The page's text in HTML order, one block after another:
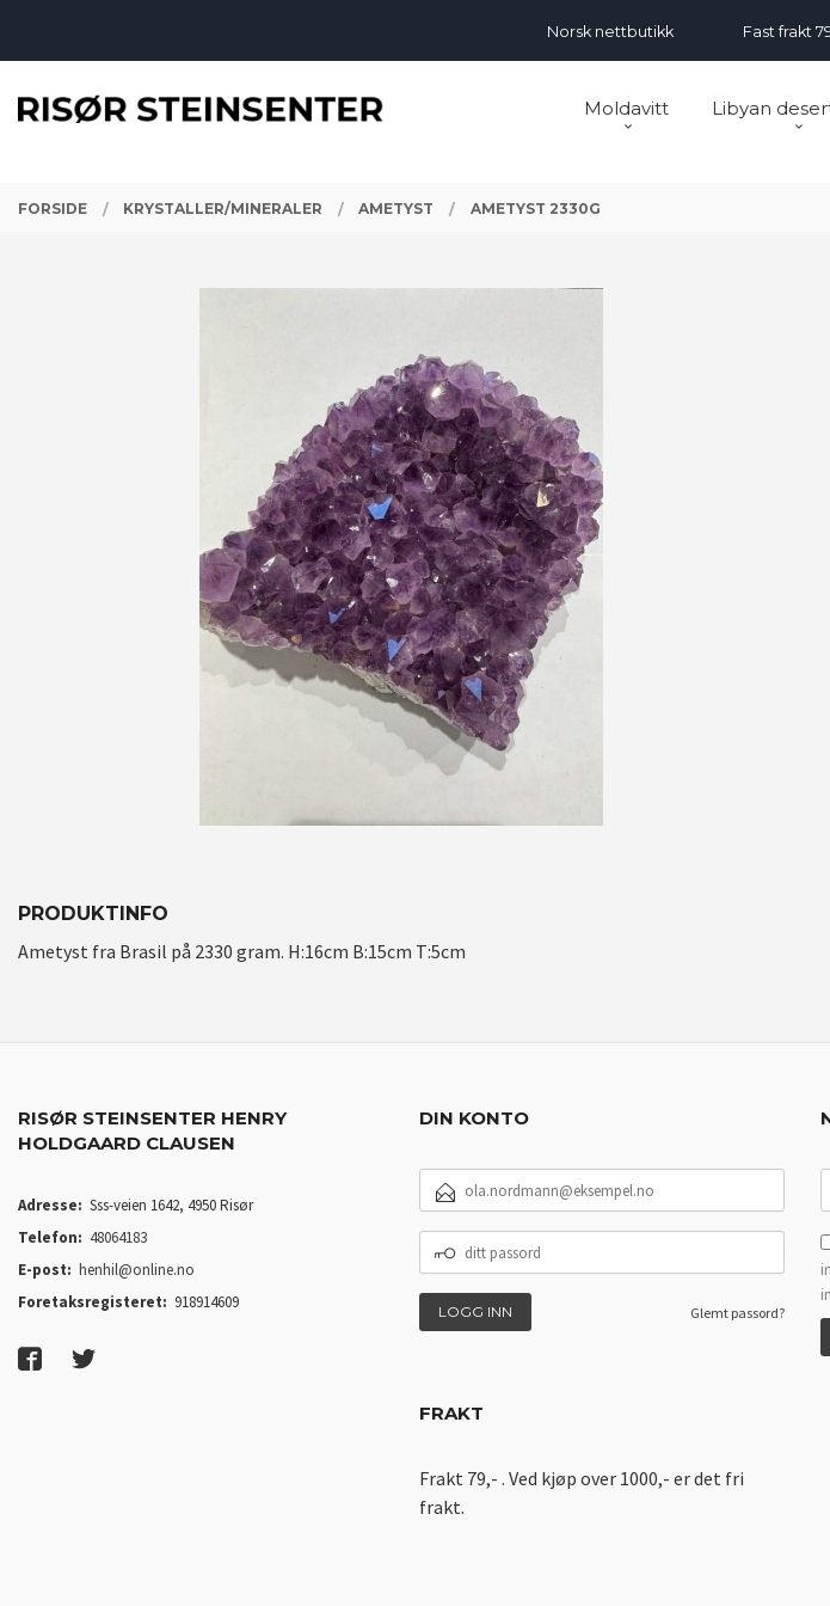
Norsk nettbutikk Fast frakt
Moldavitt Libyan
FORSIDE KRYSTALLER/MINERALER AMETYST AMETYST 2330G
PRODUKTINFO
Ametyst fra Brasil på 2330 gram. H:16cm B:15cm T:5cm
RISØR STEINSENTER HENRY
HOLDGAARD CLAUSEN
Adresse: Sss-veien 1642, 4950 Risør
Telefon: 48064183
E-post: henhil@online.no
Foretaksregisteret: 918914609
DIN KONTO
POSTADRESSE
PASSORD
Glemt passord?
FRAKT
Frakt 79,- . Ved kjøp over 1000,- er det fri
frakt.